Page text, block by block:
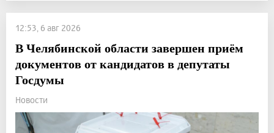
12:53, 6 авг 2026
В Челябинской области завершен приём
документов от кандидатов в депутаты
Госдумы
Новости